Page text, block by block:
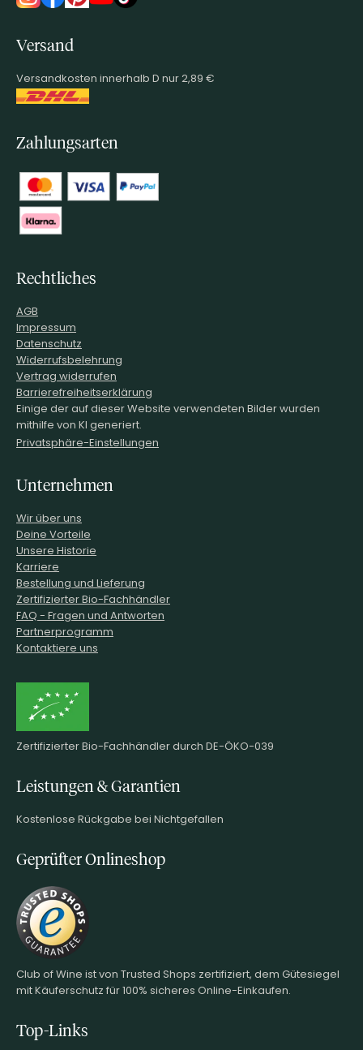
Versand
Versandkosten innerhalb D nur 2,89 €
Zahlungsarten
Rechtliches
AGB
Impressum
Datenschutz
Widerrufsbelehrung
Vertrag widerrufen
Barrierefreiheitserklärung
Einige der auf dieser Website verwendeten Bilder wurden
mithilfe von KI generiert.
Privatsphäre-Einstellungen
Unternehmen
Wir über uns
Deine Vorteile
Unsere Historie
Karriere
Bestellung und Lieferung
Zertifizierter Bio-Fachhändler
FAQ - Fragen und Antworten
Partnerprogramm
Kontaktiere uns
Zertifizierter Bio-Fachhändler durch DE-ÖKO-039
Leistungen & Garantien
Kostenlose Rückgabe bei Nichtgefallen
Geprüfter Onlineshop
Club of Wine ist von Trusted Shops zertifiziert, dem Gütesiegel
mit Käuferschutz für 100% sicheres Online-Einkaufen.
Top-Links